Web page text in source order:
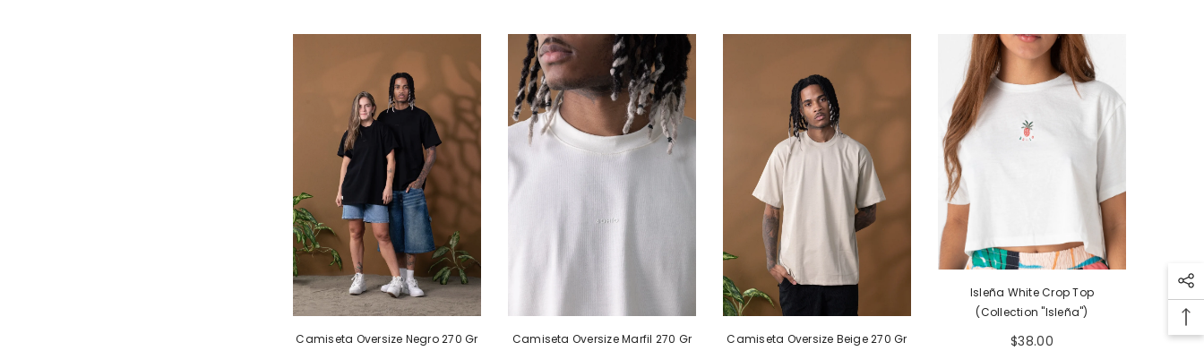
Camiseta Oversize Negro 270 Gr Camiseta Oversize Marfil 270 Gr Camiseta Oversize Beige 270 Gr
Isleña White Crop Top
(Collection "Isleña")
$38.00